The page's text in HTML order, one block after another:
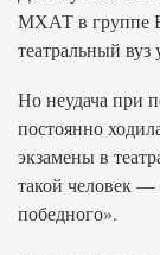
МХАТ в группе
театральный вуз
Но неудача при
постоянно
экзамены в
такой человек —
победного».